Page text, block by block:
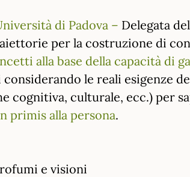
di Padova – Delegata
per la costruzione di
alla base della capacità di
considerando le reali esigenze
cognitiva, culturale, ecc.) per
primis alla persona.
e visioni